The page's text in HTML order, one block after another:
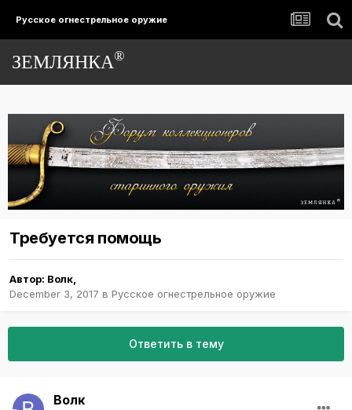
Русское огнестрельное оружие
ЗЕМЛЯНКА®
Требуется помощь
Автор: Волк
December 3, 2017 в Русское огнестрельное оружие
Ответить в тему
Волк